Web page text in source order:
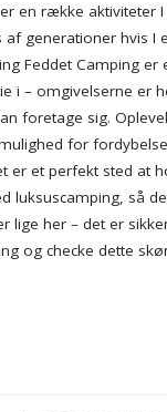
en række aktiviteter
generationer hvis I
Feddet Camping er
i – omgivelserne er
foretage sig.
for
er et perfekt sted at
luksuscamping, så
lige her – det er
og checke dette